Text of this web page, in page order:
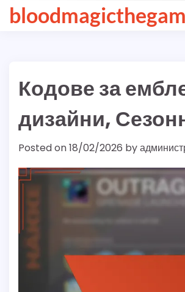
Skip
Кодове за
дизайни,
Posted on18/02/2026 by